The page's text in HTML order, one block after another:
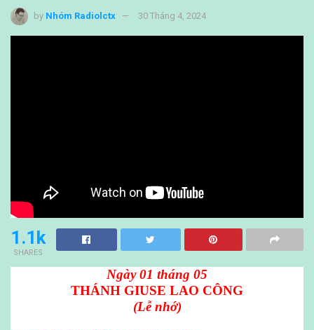
by Nhóm Radiolctx 30 Tháng 4, 2024
1.1k
SHARES
Ngày 01 tháng 05
THÁNH GIUSE LAO CÔNG
(Lễ nhớ)